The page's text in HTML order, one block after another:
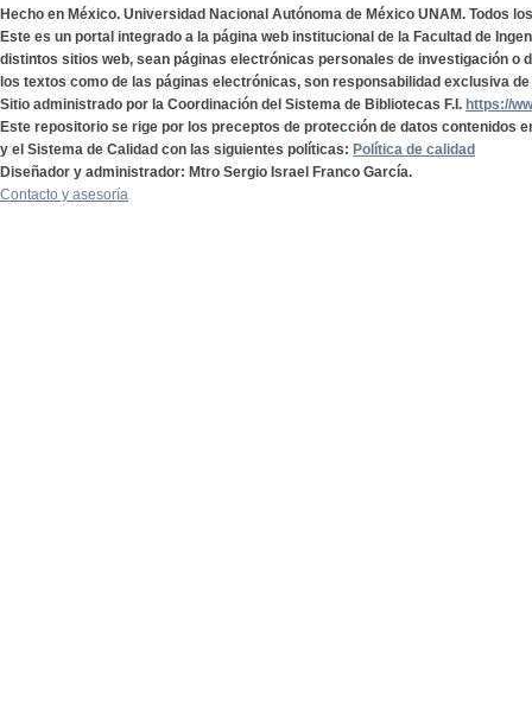
Hecho en México. Universidad Nacional Autónoma de México UNAM. Todos
Este es un portal integrado a la página web institucional de la Facultad de
distintos sitios web, sean páginas electrónicas personales de investigación o
los textos como de las páginas electrónicas, son responsabilidad exclusiva
Sitio administrado por la Coordinación del Sistema de Bibliotecas F.I. https://
Este repositorio se rige por los preceptos de protección de datos contenidos
y el Sistema de Calidad con las siguientes políticas: Política de calidad
Diseñador y administrador: Mtro Sergio Israel Franco García.
Contacto y asesoría